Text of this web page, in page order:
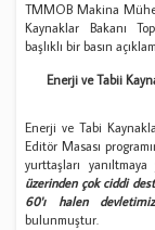
TMMOB Makina
Kaynaklar Bakanı
başlıklı bir basın
Enerji ve Tabii
Enerji ve Tabi
Editör Masası
yurttaşları
üzerinden çok ciddi
60'ı halen devletimiz
bulunmuştur.